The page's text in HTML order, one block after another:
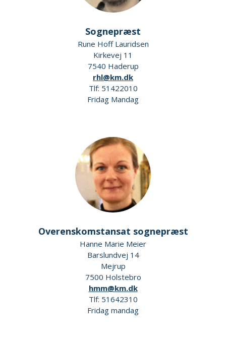
Sognepræst
Rune Hoff Lauridsen
Kirkevej 11
7540 Haderup
rhl@km.dk
Tlf: 51422010
Fridag Mandag
Overenskomstansat sognepræst
Hanne Marie Meier
Barslundvej 14
Mejrup
7500 Holstebro
hmm@km.dk
Tlf: 51642310
Fridag mandag